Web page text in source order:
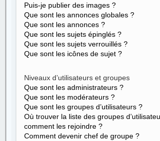
Puis-je publier des images ?
Que sont les annonces globales ?
Que sont les annonces ?
Que sont les sujets épinglés ?
Que sont les sujets verrouillés ?
Que sont les icônes de sujet ?
Niveaux d’utilisateurs et groupes
Que sont les administrateurs ?
Que sont les modérateurs ?
Que sont les groupes d’utilisateurs ?
Où trouver la liste des groupes
comment les rejoindre ?
Comment devenir chef de groupe ?